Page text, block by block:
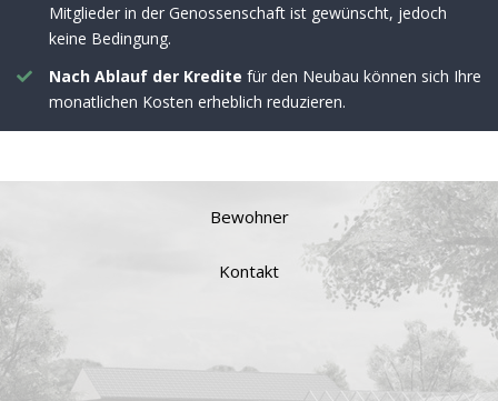
Mitglieder in der Genossenschaft ist gewünscht, jedoch
keine Bedingung.
Nach Ablauf der Kredite für den Neubau können sich Ihre
monatlichen Kosten erheblich reduzieren.
Bewohner
Kontakt